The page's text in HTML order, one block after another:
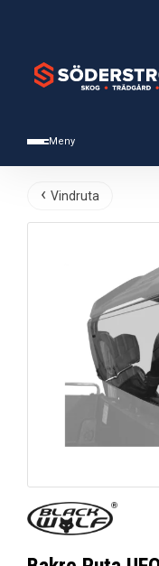
Meny
Vindruta